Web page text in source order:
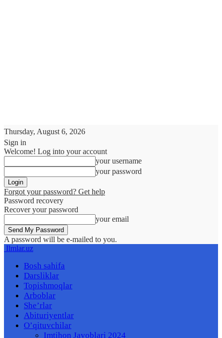
Thursday, August 6, 2026
Sign in
Welcome! Log into your account
your username
your password
Forgot your password? Get help
Password recovery
Recover your password
your email
A password will be e-mailed to you.
Ilmlar.uz
Bosh sahifa
Darsliklar
Topishmoqlar
Arboblar
She’rlar
Abituriyentlar
O’qituvchilar
Imtihon Javoblari 2024